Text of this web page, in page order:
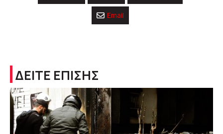
Email
ΔΕΙΤΕ ΕΠΙΣΗΣ